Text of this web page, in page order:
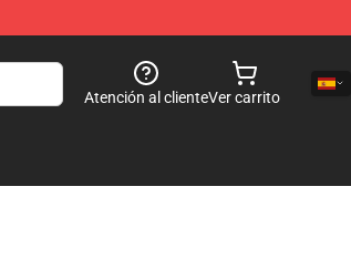
Atención al clienteVer carrito